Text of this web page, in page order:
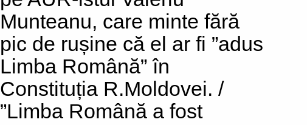
Munteanu, care minte fără
pic de rușine că el ar fi ”adus
Limba Română” în
Constituția R.Moldovei. /
”Limba Română a fost